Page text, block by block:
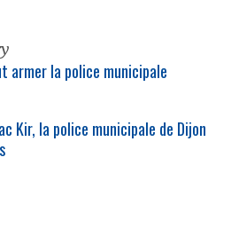
armer la police municipale
Kir, la police municipale de Dijon